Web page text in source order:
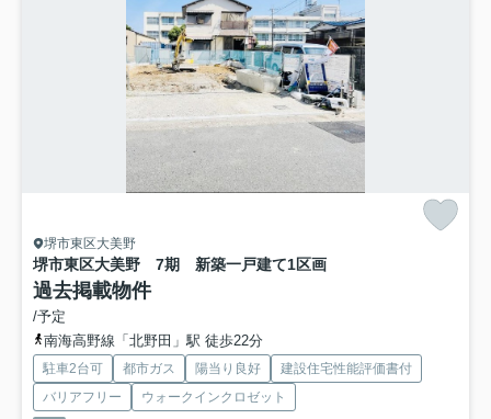
堺市東区大美野
堺市東区大美野 7期 新築一戸建て1区画
過去掲載物件
/予定
南海高野線「北野田」駅 徒歩22分
駐車2台可 都市ガス 陽当り良好
建設住宅性能評価書付
バリアフリー
ウォークインクロゼット